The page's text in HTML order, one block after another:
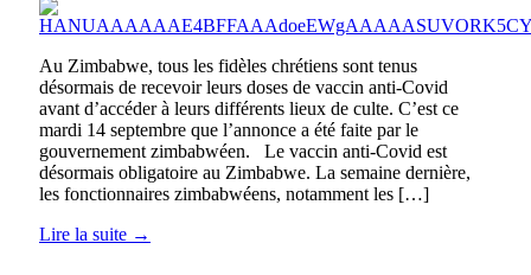
Au Zimbabwe, tous les fidèles chrétiens sont tenus
désormais de recevoir leurs doses de vaccin anti-Covid
avant d’accéder à leurs différents lieux de culte. C’est ce
mardi 14 septembre que l’annonce a été faite par le
gouvernement zimbabwéen. Le vaccin anti-Covid est
désormais obligatoire au Zimbabwe. La semaine dernière,
les fonctionnaires zimbabwéens, notamment les […]
Lire la suite →